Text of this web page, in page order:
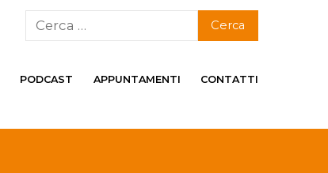
PODCAST APPUNTAMENTI CONTATTI